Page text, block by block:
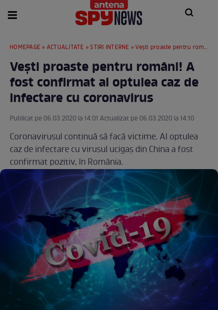
HOMEPAGE » ACTUALITATE »STIRI INTERNE » Veşti proaste pentru români! A fost confirmat al optulea caz de infectare cu coronavirus
Veşti proaste pentru români! A
fost confirmat al optulea caz de
infectare cu coronavirus
Publicat pe 06.03.2020 la 14:01 Actualizat pe 06.03.2020 la 14:10
Coronavirusul continuă să facă victime. Al optulea
caz de infectare cu virusul ucigaş din China a fost
confirmat pozitiv, în România.